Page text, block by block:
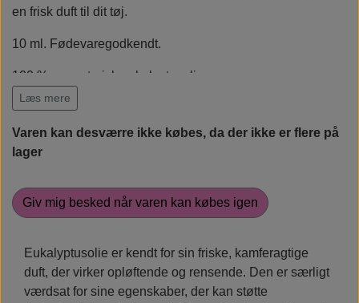
en frisk duft til dit tøj.
10 ml. Fødevaregodkendt.
100 % ren, æterisk eukalyptusolie.
Læs mere
Varen kan desværre ikke købes, da der ikke er flere på
lager
Giv mig besked når varen kan købes igen
Eukalyptusolie er kendt for sin friske, kamferagtige
duft, der virker opløftende og rensende. Den er særligt
værdsat for sine egenskaber, der kan støtte